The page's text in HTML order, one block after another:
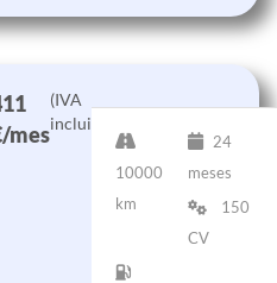
mes
(IVA
incluido)
10000
km
24
meses
150
CV